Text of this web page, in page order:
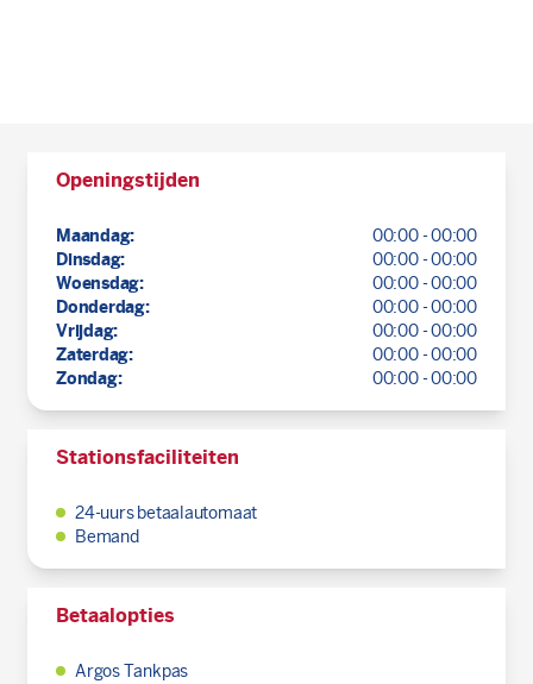
Openingstijden
Maandag:
00:00 - 00:00
Dinsdag:
00:00 - 00:00
Woensdag:
00:00 - 00:00
Donderdag:
00:00 - 00:00
Vrijdag:
00:00 - 00:00
Zaterdag:
00:00 - 00:00
Zondag:
00:00 - 00:00
Stationsfaciliteiten
24-uurs betaalautomaat
Bemand
Betaalopties
Argos Tankpas